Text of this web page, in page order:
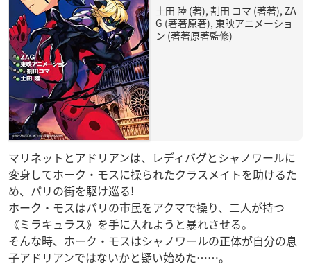
土田 陸 (著), 割田 コマ (著著), ZA
G (著著原著), 東映アニメーショ
ン (著著原著監修)
マリネットとアドリアンは、レディバグとシャノワールに
変身してホーク・モスに操られたクラスメイトを助けるた
め、パリの街を駆け巡る!
ホーク・モスはパリの市民をアクマで操り、二人が持つ
《ミラキュラス》を手に入れようと暴れさせる。
そんな時、ホーク・モスはシャノワールの正体が自分の息
子アドリアンではないかと疑い始めた……。